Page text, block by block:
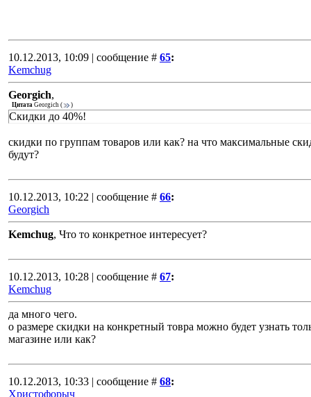
10.12.2013, 10:09 | сообщение # 65:
Kemchug
Georgich,
Цитата Georgich ( )
Скидки до 40%!
скидки по группам товаров или как? на что максимальные
будут?
10.12.2013, 10:22 | сообщение # 66:
Georgich
Kemchug, Что то конкретное интересует?
10.12.2013, 10:28 | сообщение # 67:
Kemchug
да много чего.
о размере скидки на конкретный товра можно будет узнать
магазине или как?
10.12.2013, 10:33 | сообщение # 68:
Христофорыч